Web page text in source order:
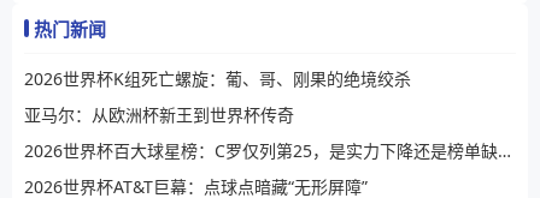
热门新闻
2026世界杯K组死亡螺旋：葡、哥、刚果的绝境绞杀
亚马尔：从欧洲杯新王到世界杯传奇
2026世界杯百大球星榜：C罗仅列第25，是实力下降还是榜单缺乏公信力？
2026世界杯AT&T巨幕：点球点暗藏“无形屏障”